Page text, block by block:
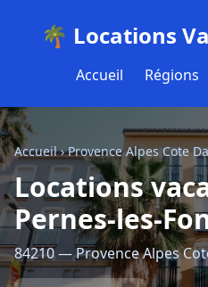
🌴 Locations
Accueil Régions
Accueil›Provence Alpes Cote
Locations
Pernes-les-
84210 — Provence Alpes